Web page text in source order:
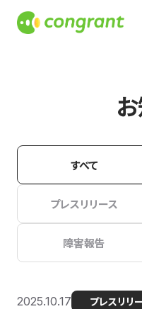
すべて
プレスリリース
障害報告
2025.10.17 プレスリリ